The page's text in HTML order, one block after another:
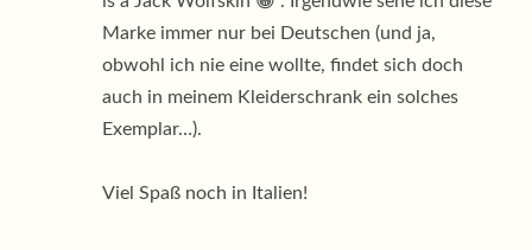
Marke immer nur bei Deutschen (und ja,
obwohl ich nie eine wollte, findet sich doch
auch in meinem Kleiderschrank ein solches
Exemplar…).
Viel Spaß noch in Italien!